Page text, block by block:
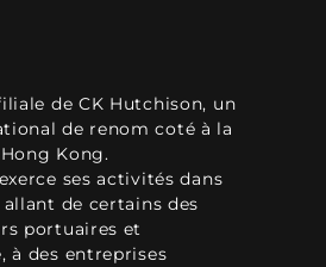
de CK Hutchison, un
de renom coté à la
Kong.
ses activités dans
de certains des
portuaires et
à des entreprises